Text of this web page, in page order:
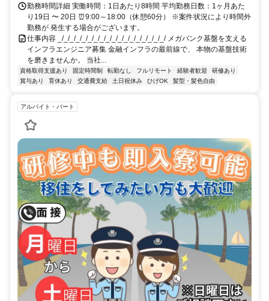
勤務時間詳細 実働時間：1日あたり8時間 平均勤務日数：1ヶ月あた
り19日 〜 20日 ⏰9:00～18:00（休憩60分） ※案件状況により時間外
勤務が 発生する場合がございます。
仕事内容 _/_/_/_/_/_/_/_/_/_/_/_/_/_/_/_/_/_/ メガバンク基盤を支える
インフラエンジニア募集 金融インフラの最前線で、 本物の基盤技術
を磨きませんか。 当社...
資格取得支援あり 固定時間制 転勤なし フルリモート 経験者歓迎
研修あり
賞与あり
育休あり 交通費支給 土日祝休み ひげOK 髪型・髪色自由
アルバイト・パート